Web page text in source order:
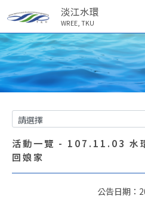
淡江水環
WREE, TKU
活動一覽 - 107.11.03 水
回娘家
公告日期：